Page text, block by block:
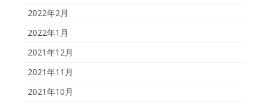
2022年2月
2022年1月
2021年12月
2021年11月
2021年10月